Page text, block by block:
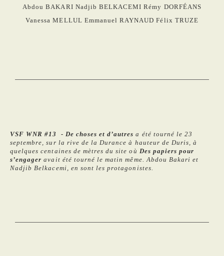
Abdou BAKARI Nadjib BELKACEMI Rémy DORFÉANS
Vanessa MELLUL Emmanuel RAYNAUD Félix TRUZE
VSF WNR #13 - De choses et d’autres a été tourné le 23
septembre, sur la rive de la Durance à hauteur de Duris, à
quelques centaines de mètres du site où Des papiers pour
s’engager avait été tourné le matin même. Abdou Bakari et
Nadjib Belkacemi, en sont les protagonistes.